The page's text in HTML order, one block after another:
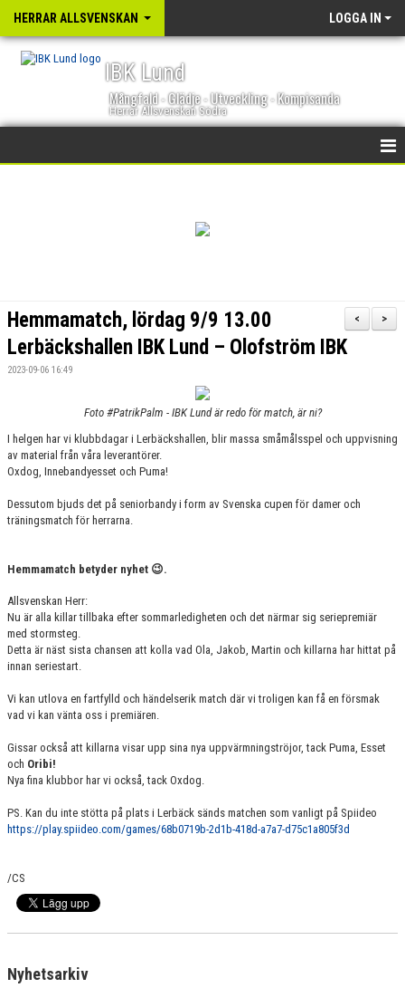
HERRAR ALLSVENSKAN LOGGA IN
IBK Lund
Mångfald - Glädje - Utveckling - Kompisanda
Herrar Allsvenskan Södra
GÄSTBOK
BILDGALLERI
MATCHER
>
<
Hemmamatch, lördag 9/9 13.00
Lerbäckshallen IBK Lund – Olofström IBK
2023-09-06 16:49
Foto #PatrikPalm - IBK Lund är redo för match, är ni?
I helgen har vi klubbdagar i Lerbäckshallen, blir massa småmålsspel och uppvisning
av material från våra leverantörer.
Oxdog, Innebandyesset och Puma!
Dessutom bjuds det på seniorbandy i form av Svenska cupen för damer och
träningsmatch för herrarna.
Hemmamatch betyder nyhet 😉.
Allsvenskan Herr:
Nu är alla killar tillbaka efter sommarledigheten och det närmar sig seriepremiär
med stormsteg.
Detta är näst sista chansen att kolla vad Ola, Jakob, Martin och killarna har hittat på
innan seriestart.
Vi kan utlova en fartfylld och händelserik match där vi troligen kan få en försmak
vad vi kan vänta oss i premiären.
Gissar också att killarna visar upp sina nya uppvärmningströjor, tack Puma, Esset
och Oribi!
Nya fina klubbor har vi också, tack Oxdog.
PS. Kan du inte stötta på plats i Lerbäck sänds matchen som vanligt på Spiideo
https://play.spiideo.com/games/68b0719b-2d1b-418d-a7a7-d75c1a805f3d
/CS
Nyhetsarkiv